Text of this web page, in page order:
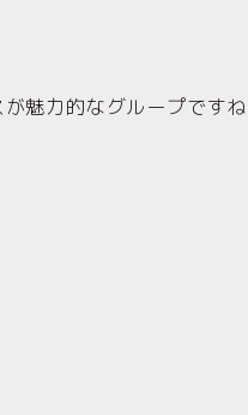
魅力的なグループですね